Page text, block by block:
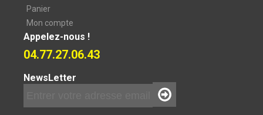
Panier
Mon compte
Appelez-nous !
04.77.27.06.43
NewsLetter